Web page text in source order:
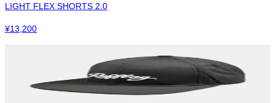
LIGHT FLEX SHORTS 2.0
¥13,200